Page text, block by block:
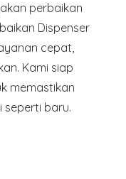
perbaikan
Dispenser
cepat,
Kami siap
memastikan
seperti baru.